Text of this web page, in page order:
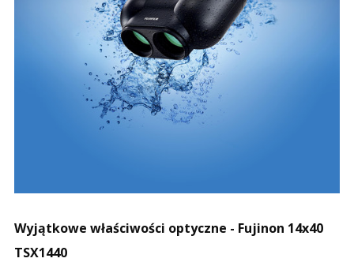
Wyjątkowe właściwości optyczne - Fujinon 14x40
TSX1440